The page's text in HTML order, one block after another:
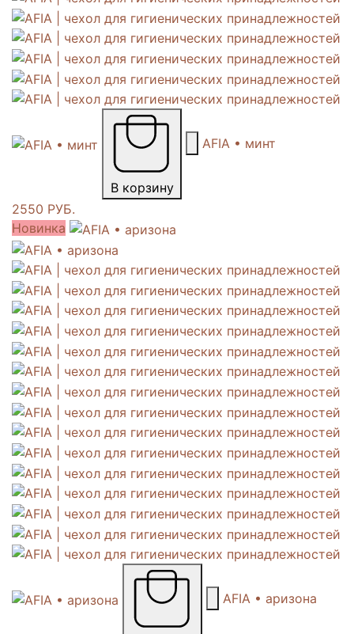
В корзину
AFIA • минт
2550 РУБ.
Новинка
AFIA • аризона